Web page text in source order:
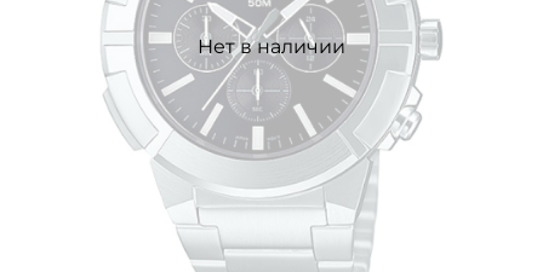
Нет в наличии